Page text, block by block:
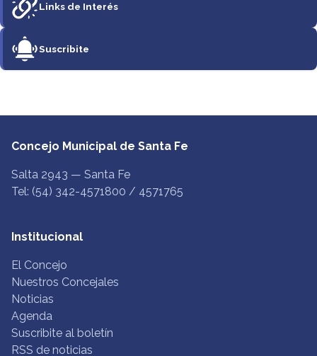
Links de Interés
Suscribite
Concejo Municipal de Santa Fe
Salta 2943 — Santa Fe
Tel: (54) 342-4571800 / 4571765
Institucional
El Concejo
Nuestros Concejales
Noticias
Agenda
Suscribite al boletín
RSS de noticias